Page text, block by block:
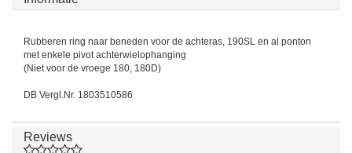
Rubberen ring naar beneden voor de achteras, 190SL en al ponton
met enkele pivot achterwielophanging
(Niet voor de vroege 180, 180D)
DB Vergl.Nr. 1803510586
Reviews